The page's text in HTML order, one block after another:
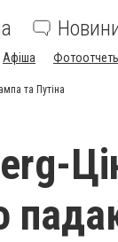
Афіша
та Путіна